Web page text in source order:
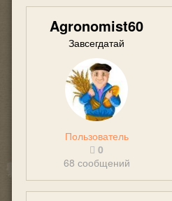
Agronomist60
Завсегдатай
Пользователь
0
68 сообщений